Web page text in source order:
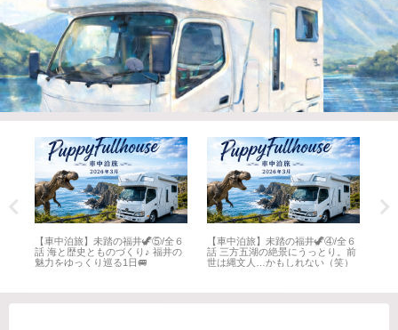
【車中泊旅】未踏の福井🦖⑤/全６
話 海と歴史とものづくり♪ 福井の
魅力をゆっくり巡る1日🚐
【車中泊旅】未踏の福井🦖④/全６
話 三方五湖の絶景にうっとり。前
世は縄文人…かもしれない（笑）